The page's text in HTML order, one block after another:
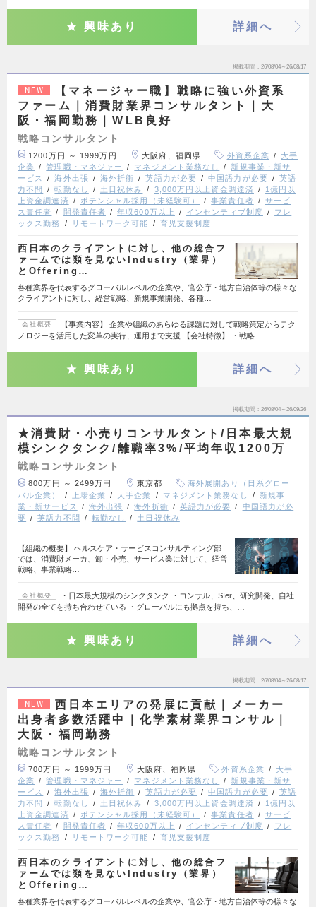
興味あり 詳細へ
掲載期間 26/08/04～26/08/17
NEW
【マネージャー職】戦略に強い外資系
ファーム｜消費財業界コンサルタント｜大
阪・福岡勤務｜WLB良好
戦略コンサルタント
1200万円 ～ 1999万円 大阪府、福岡県 外資系企業
大手
企業
管理職・マネジャー マネジメント業務なし
新規事業・新サ
ービス
海外出張 海外折衝 英語力が必要 中国語力が必要
英語
力不問
転勤なし 土日祝休み 3,000万円以上資金調達済
1億円以
上資金調達済
ポテンシャル採用（未経験可） 事業責任者
サービ
ス責任者
開発責任者 年収600万以上 インセンティブ制度
フレ
ックス勤務
リモートワーク可能 育児支援制度
西日本のクライアントに対し、他の総合フ
ァームでは類を見ないIndustry（業界）
とOffering…
各種業界を代表するグローバルレベルの企業や、官公庁・地方自治体等の様々な
クライアントに対し、経営戦略、新規事業開発、各種…
会社概要
【事業内容】 企業や組織のあらゆる課題に対して戦略策定からテク
ノロジーを活用した変革の実行、運用まで支援 【会社特徴】 ・戦略…
興味あり 詳細へ
掲載期間 26/08/04～26/09/26
★消費財・小売りコンサルタント/日本最大規
模シンクタンク/離職率3%/平均年収1200万
戦略コンサルタント
800万円 ～ 2499万円 東京都
海外展開あり（日系グロー
バル企業）
上場企業 大手企業 マネジメント業務なし
新規事
業・新サービス
海外出張 海外折衝 英語力が必要
中国語力が必
要
英語力不問 転勤なし 土日祝休み
【組織の概要】 ヘルスケア・サービスコンサルティング部
では、消費財メーカ、卸・小売、サービス業に対して、経営
戦略、事業戦略…
会社概要
・日本最大規模のシンクタンク ・コンサル、SIer、研究開発、自社
開発の全てを持ち合わせている ・グローバルにも拠点を持ち、…
興味あり 詳細へ
掲載期間 26/08/04～26/08/17
NEW
西日本エリアの発展に貢献｜メーカー
出身者多数活躍中｜化学素材業界コンサル｜
大阪・福岡勤務
戦略コンサルタント
700万円 ～ 1999万円 大阪府、福岡県 外資系企業
大手
企業
管理職・マネジャー マネジメント業務なし
新規事業・新サ
ービス
海外出張 海外折衝 英語力が必要 中国語力が必要
英語
力不問
転勤なし 土日祝休み 3,000万円以上資金調達済
1億円以
上資金調達済
ポテンシャル採用（未経験可） 事業責任者
サービ
ス責任者
開発責任者 年収600万以上 インセンティブ制度
フレ
ックス勤務
リモートワーク可能 育児支援制度
西日本のクライアントに対し、他の総合フ
ァームでは類を見ないIndustry（業界）
とOffering…
各種業界を代表するグローバルレベルの企業や、官公庁・地方自治体等の様々な